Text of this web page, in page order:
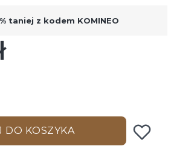
taniej z kodem KOMINEO
DO KOSZYKA